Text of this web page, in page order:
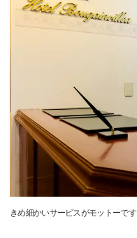
きめ細かいサービスがモットーです